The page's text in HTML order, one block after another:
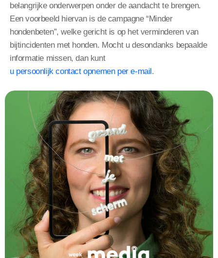
belangrijke onderwerpen onder de aandacht te brengen.
Een voorbeeld hiervan is de campagne “Minder
hondenbeten”, welke gericht is op het verminderen van
bijtincidenten met honden. Mocht u desondanks bepaalde
informatie missen, dan kunt
u persoonlijk contact opnemen per e-mail .